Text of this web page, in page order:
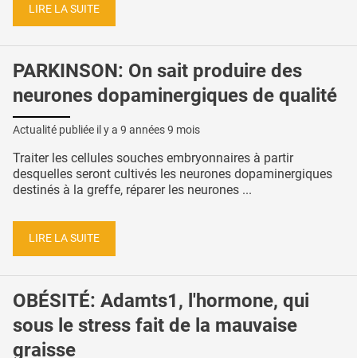
LIRE LA SUITE
PARKINSON: On sait produire des
neurones dopaminergiques de qualité
Actualité publiée il y a 9 années 9 mois
Traiter les cellules souches embryonnaires à partir
desquelles seront cultivés les neurones dopaminergiques
destinés à la greffe, réparer les neurones ...
LIRE LA SUITE
OBÉSITÉ: Adamts1, l'hormone, qui
sous le stress fait de la mauvaise
graisse